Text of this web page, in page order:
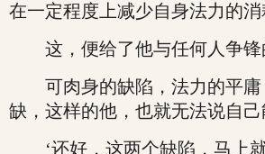
在一定程度上减少自身法力的消
这，便给了他与任何人争锋
可肉身的缺陷，法力的平庸
缺，这样的他，也就无法说自己
‘还好，这两个缺陷，马上就